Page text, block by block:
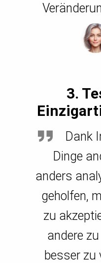
3.
Dank
Dinge
anders
geholfen,
zu
andere
besser zu